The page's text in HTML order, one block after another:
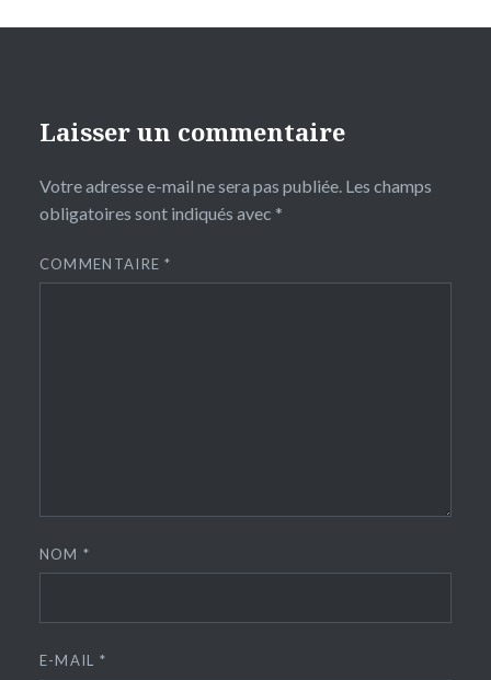
Laisser un commentaire
Votre adresse e-mail ne sera pas publiée. Les champs
obligatoires sont indiqués avec *
COMMENTAIRE*
NOM*
E-MAIL *